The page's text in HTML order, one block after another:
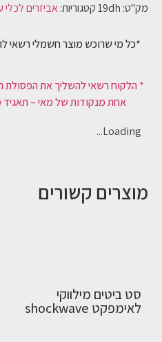
מק"ט: 19dhקטגוריות: אביזרים
*כל מי שרוכש מוצר חשמלי רשאי
* הלקוח רשאי להשליך את הפסולת
אחת מנקודות של מאי – תאגיד
Loading...
מוצרים קשורים
סט ביטים מילווקי
לאימפקט shockwave